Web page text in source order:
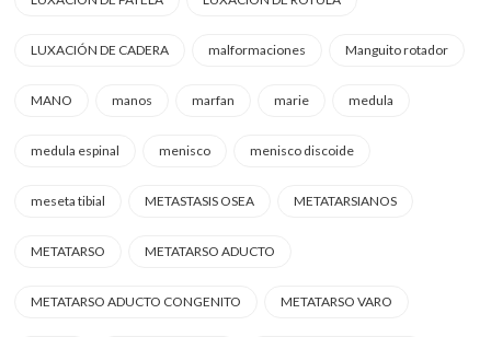
LUXACIÓN DE CADERA malformaciones Manguito rotador
MANO manos marfan marie medula
medula espinal menisco menisco discoide
meseta tibial METASTASIS OSEA METATARSIANOS
METATARSO METATARSO ADUCTO
METATARSO ADUCTO CONGENITO METATARSO VARO